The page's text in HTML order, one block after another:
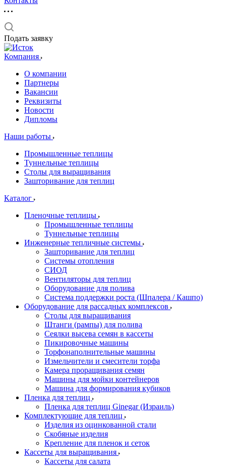
Подать заявку
Компания
О компании
Партнеры
Вакансии
Реквизиты
Новости
Дипломы
Наши работы
Промышленные теплицы
Туннельные теплицы
Столы для выращивания
Зашторивание для теплиц
Каталог
Пленочные теплицы
Промышленные теплицы
Туннельные теплицы
Инженерные тепличные системы
Зашторивание для теплиц
Системы отопления
СИОД
Вентиляторы для теплиц
Оборудование для полива
Система поддержки роста (Шпалера / Кашпо)
Оборудование для рассадных комплексов
Столы для выращивания
Штанги (рампы) для полива
Сеялки высева семян в кассеты
Пикировочные машины
Торфонаполнительные машины
Измельчители и смесители торфа
Камера проращивания семян
Машины для мойки контейнеров
Машина для формирования кубиков
Пленка для теплиц
Пленка для теплиц Ginegar (Израиль)
Комплектующие для теплиц
Изделия из оцинкованной стали
Скобяные изделия
Крепление для пленок и сеток
Кассеты для выращивания
Кассеты для салата